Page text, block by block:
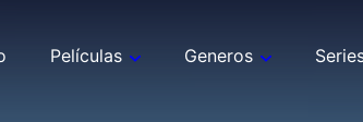
Películas Generos